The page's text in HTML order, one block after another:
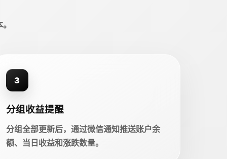
3
分组收益提醒
分组全部更新后，通过微信通知推送账户余
额、当日收益和涨跌数量。